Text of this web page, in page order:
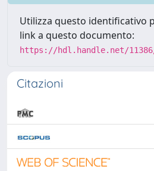
Utilizza questo identificativo
link a questo documento:
https://hdl.handle.net/11386/
Citazioni